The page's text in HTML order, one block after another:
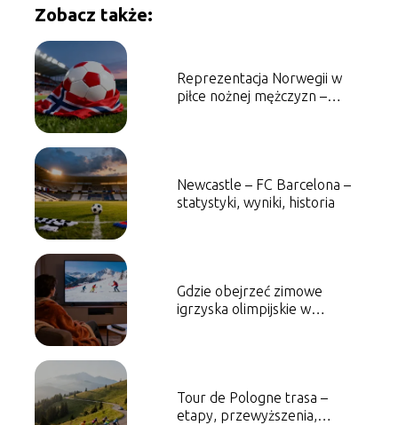
Zobacz także:
Reprezentacja Norwegii w
piłce nożnej mężczyzn –
Newcastle – FC Barcelona –
statystyki, wyniki, historia
Gdzie obejrzeć zimowe
igrzyska olimpijskie w
Tour de Pologne trasa –
etapy, przewyższenia,